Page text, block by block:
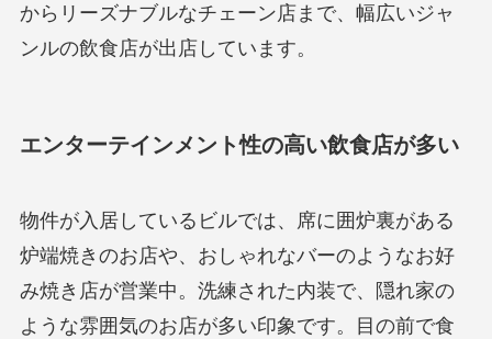
からリーズナブルなチェーン店まで、幅広いジャ
ンルの飲食店が出店しています。
エンターテインメント性の高い飲食店が多い
物件が入居しているビルでは、席に囲炉裏がある
炉端焼きのお店や、おしゃれなバーのようなお好
み焼き店が営業中。洗練された内装で、隠れ家の
ような雰囲気のお店が多い印象です。目の前で食